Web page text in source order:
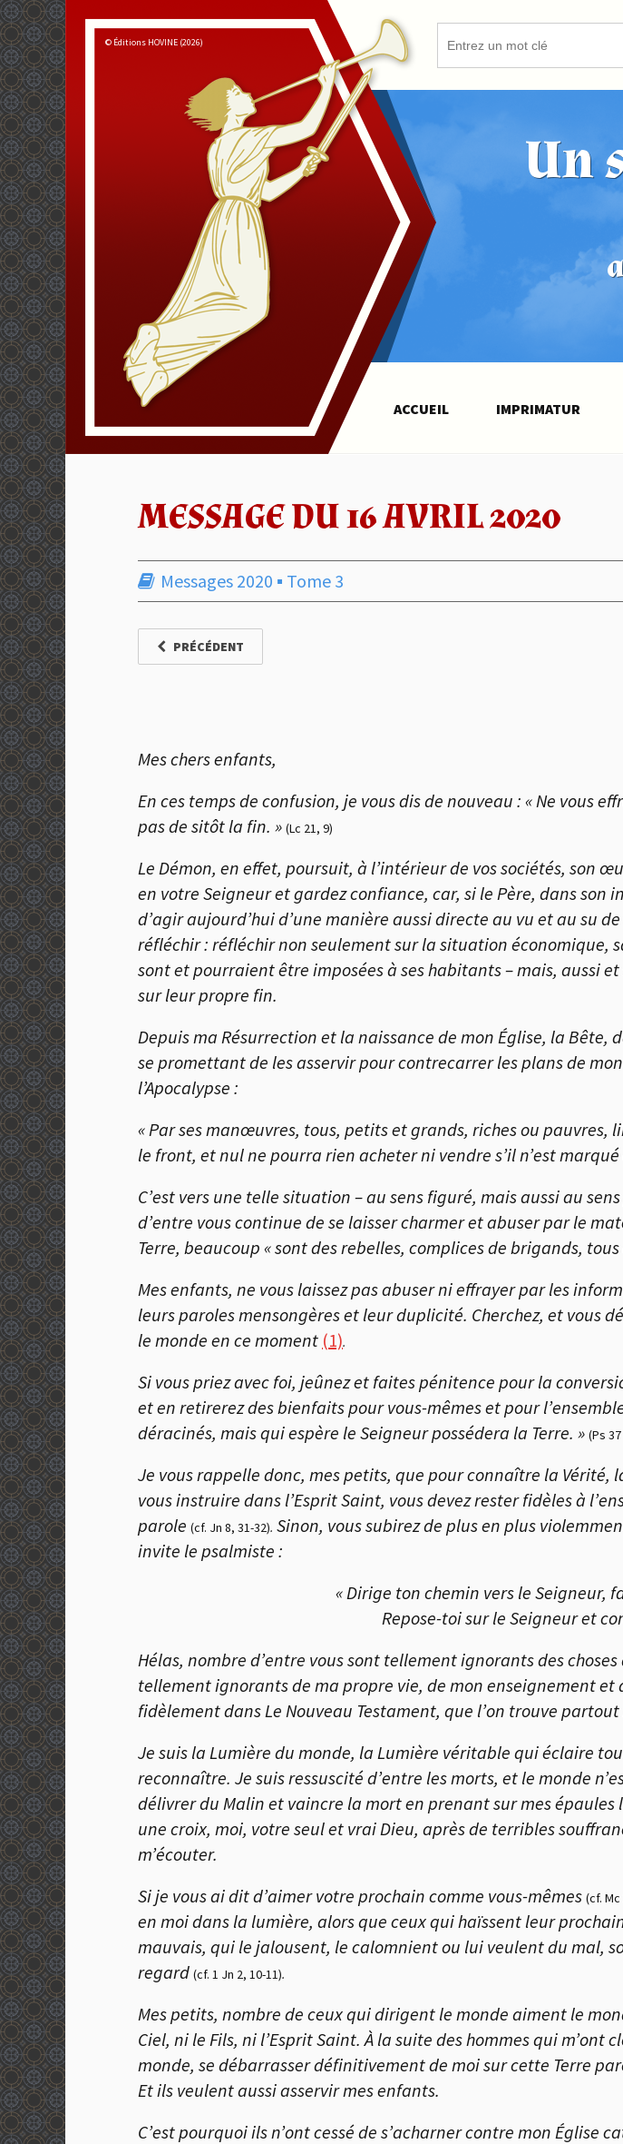
Un
© Éditions HOVINE (2026)
ACCUEIL IMPRIMATUR
MESSAGE DU 16 AVRIL 2020
Messages 2020 ▪︎ Tome 3
PRÉCÉDENT
Mes chers enfants,
En ces temps de confusion, je vous dis de nouveau : « Ne vous
pas de sitôt la fin. » (Lc 21, 9)
Le Démon, en effet, poursuit, à l’intérieur de vos sociétés, son
en votre Seigneur et gardez confiance, car, si le Père, dans
d’agir aujourd’hui d’une manière aussi directe au vu et au su
réfléchir : réfléchir non seulement sur la situation économique,
sont et pourraient être imposées à ses habitants – mais, aussi
sur leur propre fin.
Depuis ma Résurrection et la naissance de mon Église, la Bête,
se promettant de les asservir pour contrecarrer les plans de
l’Apocalypse :
« Par ses manœuvres, tous, petits et grands, riches ou
le front, et nul ne pourra rien acheter ni vendre s’il n’est
C’est vers une telle situation – au sens figuré, mais aussi au
d’entre vous continue de se laisser charmer et abuser par le
Terre, beaucoup « sont des rebelles, complices de brigands,
Mes enfants, ne vous laissez pas abuser ni effrayer par les
leurs paroles mensongères et leur duplicité. Cherchez, et vous
le monde en ce moment (1).
Si vous priez avec foi, jeûnez et faites pénitence pour la
et en retirerez des bienfaits pour vous-mêmes et pour
déracinés, mais qui espère le Seigneur possédera la Terre. » (Ps
Je vous rappelle donc, mes petits, que pour connaître la
vous instruire dans l’Esprit Saint, vous devez rester fidèles à
parole (cf. Jn 8, 31-32). Sinon, vous subirez de plus en plus
invite le psalmiste :
« Dirige ton chemin vers le
Repose-toi sur le Seigneur et
Hélas, nombre d’entre vous sont tellement ignorants des
tellement ignorants de ma propre vie, de mon enseignement
fidèlement dans Le Nouveau Testament, que l’on trouve partout
Je suis la Lumière du monde, la Lumière véritable qui éclaire
reconnaître. Je suis ressuscité d’entre les morts, et le monde
délivrer du Malin et vaincre la mort en prenant sur mes épaules
une croix, moi, votre seul et vrai Dieu, après de terribles
m’écouter.
Si je vous ai dit d’aimer votre prochain comme vous-mêmes (cf. Mc
en moi dans la lumière, alors que ceux qui haïssent leur
mauvais, qui le jalousent, le calomnient ou lui veulent du mal,
regard (cf. 1 Jn 2, 10-11).
Mes petits, nombre de ceux qui dirigent le monde aiment le
Ciel, ni le Fils, ni l’Esprit Saint. À la suite des hommes qui m’ont
monde, se débarrasser définitivement de moi sur cette Terre
Et ils veulent aussi asservir mes enfants.
C’est pourquoi ils n’ont cessé de s’acharner contre mon